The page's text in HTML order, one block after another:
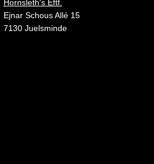
Hornsleth's Eftf.
Ejnar Schous Allé 15
7130 Juelsminde